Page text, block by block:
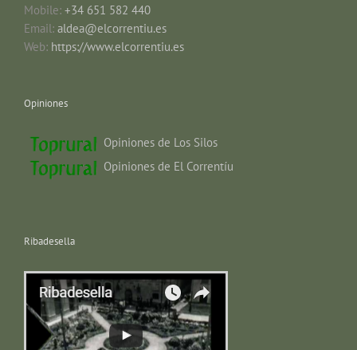
Mobile: +34 651 582 440
Email: aldea@elcorrentiu.es
Web: https://www.elcorrentiu.es
Opiniones
Opiniones de Los Silos
Opiniones de El Correntíu
Ribadesella